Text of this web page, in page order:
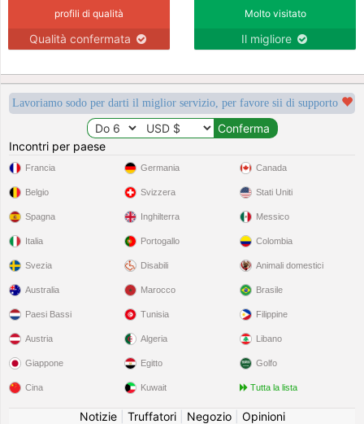
profili di qualità
Qualità confermata
Molto visitato
Il migliore
Lavoriamo sodo per darti il miglior servizio, per favore sii di supporto
Incontri per paese
Francia
Belgio
Spagna
Italia
Svezia
Germania
Svizzera
Inghilterra
Portogallo
Disabili
Canada
Stati Uniti
Messico
Colombia
Animali domestici
Australia
Paesi Bassi
Austria
Giappone
Cina
Marocco
Tunisia
Algeria
Egitto
Kuwait
Brasile
Filippine
Libano
Golfo
Tutta la lista
Notizie| Truffatori| Negozio| Opinioni